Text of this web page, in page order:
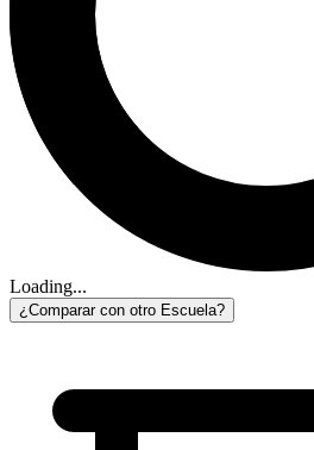
Loading...
¿Comparar con otro Escuela?